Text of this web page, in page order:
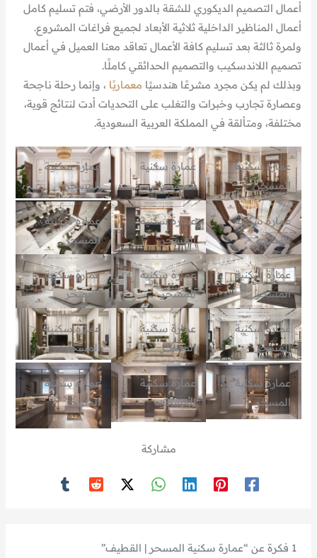
أعمال التصميم الديكوري للشقة بالدور الأرضي، فتم تسليم كامل
أعمال المناظير الداخلية ثلاثية الأبعاد لجميع فراغات المشروع.
ولمرة ثالثة بعد تسليم كافة الأعمال تعاقد معنا العميل في أعمال
تصميم اللاندسكيب والتصميم الحدائقي كاملًا.
وبذلك لم يكن مجرد مشرعًا هندسيًا معماريًا ، وإنما رحلة ناجحة
وعصارة تجارب وخبرات والتغلب على التحديات أدت لنتائج قوية،
مختلفة، ومتألقة في المملكة العربية السعودية.
عمارة سكنية
المسحر
عمارة سكنية
المسحر
عمارة سكنية
المسحر
عمارة سكنية
المسحر
عمارة سكنية
المسحر
عمارة سكنية
المسحر
عمارة سكنية
المسحر
عمارة سكنية
المسحر
عمارة سكنية
المسحر
عمارة سكنية
المسحر
عمارة سكنية
المسحر
عمارة سكنية
المسحر
عمارة سكنية
المسحر
عمارة سكنية
المسحر
عمارة سكنية
المسحر
مشاركة
1 فكرة عن “عمارة سكنية المسحر | القطيف”